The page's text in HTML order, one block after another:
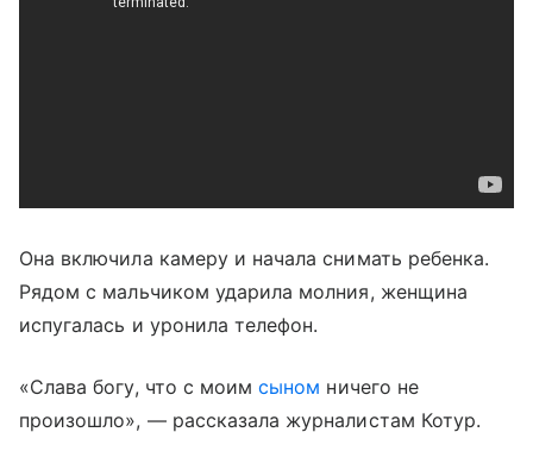
Она включила камеру и начала снимать ребенка.
Рядом с мальчиком ударила молния, женщина
испугалась и уронила телефон.
«Слава богу, что с моимсыном ничего не
произошло», — рассказала журналистам Котур.